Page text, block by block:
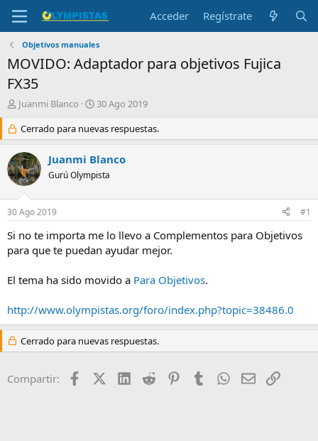
Acceder Regístrate
Objetivos manuales
MOVIDO: Adaptador para objetivos Fujica
FX35
I
c
i
a
d
o
d
e
l
t
m
Juanmi Blanco
F
c
h
a
d
e
i
c
i
o
30 Ago 2019
Cerrado para nuevas respuestas.
Juanmi Blanco
Gurú Olympista
30 Ago 2019 #1
Si no te importa me lo llevo a Complementos para Objetivos
para que te puedan ayudar mejor.
El tema ha sido movido a Para Objetivos.
http://www.olympistas.org/foro/index.php?topic=38486.0
Cerrado para nuevas respuestas.
Compartir: FacebookX (Twitter)
LinkedIn
Reddit PinterestTumblr WhatsApp
EmailEnlace